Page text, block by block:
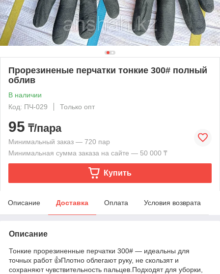
Прорезиненые перчатки тонкие 300# полный
облив
В наличии
Код: ПЧ-029
Только опт
95 ₸/пара
Минимальный заказ — 720 пар
Минимальная сумма заказа на сайте — 50 000 ₸
Купить
Описание Доставка Оплата Условия возврата
Описание
Тонкие прорезиненные перчатки 300# — идеальны для
точных работ 👍Плотно облегают руку, не скользят и
сохраняют чувствительность пальцев.Подходят для уборки,